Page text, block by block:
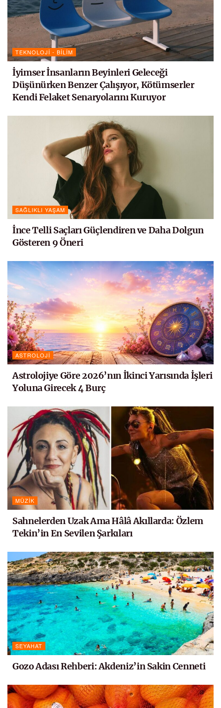
TEKNOLOJI - BILIM
İyimser İnsanların Beyinleri Geleceği
Düşünürken Benzer Çalışıyor, Kötümserler
Kendi Felaket Senaryolarını Kuruyor
SAĞLIKLI YAŞAM
İnce Telli Saçları Güçlendiren ve Daha Dolgun
Gösteren 9 Öneri
ASTROLOJI
Astrolojiye Göre 2026’nın İkinci Yarısında İşleri
Yoluna Girecek 4 Burç
MÜZIK
Sahnelerden Uzak Ama Hâlâ Akıllarda: Özlem
Tekin’in En Sevilen Şarkıları
SEYAHAT
Gozo Adası Rehberi: Akdeniz’in Sakin Cenneti